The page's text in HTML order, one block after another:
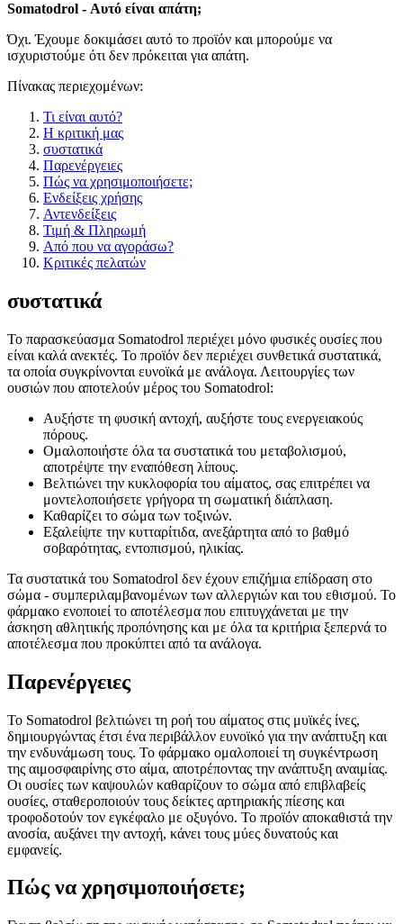
Somatodrol - Αυτό είναι απάτη;
Όχι. Έχουμε δοκιμάσει αυτό το προϊόν και μπορούμε να
ισχυριστούμε ότι δεν πρόκειται για απάτη.
Πίνακας περιεχομένων:
Τι είναι αυτό?
Η κριτική μας
συστατικά
Παρενέργειες
Πώς να χρησιμοποιήσετε;
Ενδείξεις χρήσης
Αντενδείξεις
Τιμή & Πληρωμή
Από που να αγοράσω?
Κριτικές πελατών
συστατικά
Το παρασκεύασμα Somatodrol περιέχει μόνο φυσικές ουσίες που
είναι καλά ανεκτές. Το προϊόν δεν περιέχει συνθετικά συστατικά,
τα οποία συγκρίνονται ευνοϊκά με ανάλογα. Λειτουργίες των
ουσιών που αποτελούν μέρος του Somatodrol:
Αυξήστε τη φυσική αντοχή, αυξήστε τους ενεργειακούς
πόρους.
Ομαλοποιήστε όλα τα συστατικά του μεταβολισμού,
αποτρέψτε την εναπόθεση λίπους.
Βελτιώνει την κυκλοφορία του αίματος, σας επιτρέπει να
μοντελοποιήσετε γρήγορα τη σωματική διάπλαση.
Καθαρίζει το σώμα των τοξινών.
Εξαλείψτε την κυτταρίτιδα, ανεξάρτητα από το βαθμό
σοβαρότητας, εντοπισμού, ηλικίας.
Τα συστατικά του Somatodrol δεν έχουν επιζήμια επίδραση στο
σώμα - συμπεριλαμβανομένων των αλλεργιών και του εθισμού. Το
φάρμακο ενοποιεί το αποτέλεσμα που επιτυγχάνεται με την
άσκηση αθλητικής προπόνησης και με όλα τα κριτήρια ξεπερνά το
αποτέλεσμα που προκύπτει από τα ανάλογα.
Παρενέργειες
Το Somatodrol βελτιώνει τη ροή του αίματος στις μυϊκές ίνες,
δημιουργώντας έτσι ένα περιβάλλον ευνοϊκό για την ανάπτυξη και
την ενδυνάμωση τους. Το φάρμακο ομαλοποιεί τη συγκέντρωση
της αιμοσφαιρίνης στο αίμα, αποτρέποντας την ανάπτυξη αναιμίας.
Οι ουσίες των καψουλών καθαρίζουν το σώμα από επιβλαβείς
ουσίες, σταθεροποιούν τους δείκτες αρτηριακής πίεσης και
τροφοδοτούν τον εγκέφαλο με οξυγόνο. Το προϊόν αποκαθιστά την
ανοσία, αυξάνει την αντοχή, κάνει τους μύες δυνατούς και
εμφανείς.
Πώς να χρησιμοποιήσετε;